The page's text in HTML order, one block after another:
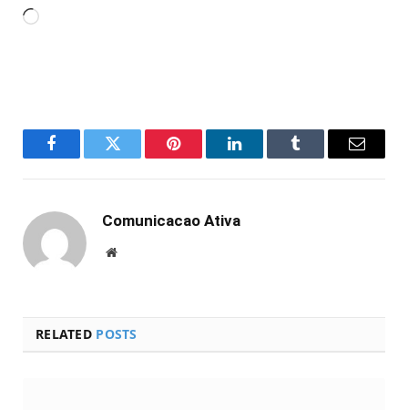
Carregando...
FacebookTwitter Pinterest LinkedInTumblr Email
Comunicacao Ativa
Website
RELATED POSTS